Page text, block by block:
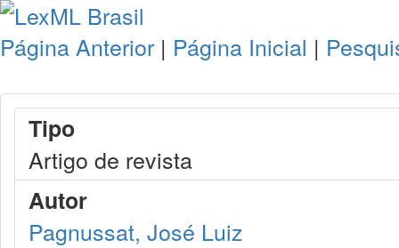
Página Anterior | Página Inicial |
Tipo
Artigo de revista
Autor
Pagnussat, José Luiz